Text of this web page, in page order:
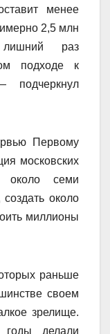
менее
2,5 млн
раз
подходе к
подчеркнул
Первому
московских
около семи
около
миллионы
раньше
своем
зрелище.
делали